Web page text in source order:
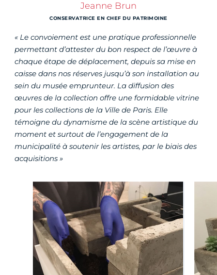
Jeanne Brun
CONSERVATRICE EN CHEF DU PATRIMOINE
« Le convoiement est une pratique professionnelle
permettant d’attester du bon respect de l’œuvre à
chaque étape de déplacement, depuis sa mise en
caisse dans nos réserves jusqu’à son installation au
sein du musée emprunteur. La diffusion des
œuvres de la collection offre une formidable vitrine
pour les collections de la Ville de Paris. Elle
témoigne du dynamisme de la scène artistique du
moment et surtout de l’engagement de la
municipalité à soutenir les artistes, par le biais des
acquisitions »